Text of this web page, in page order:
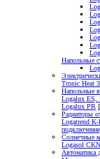
Напольные
Tronic Heat
Напольные
Logalux ES,
Logalux PR
Радиаторы
Logatrend
Солнечные
Logasol CKN
Автоматика